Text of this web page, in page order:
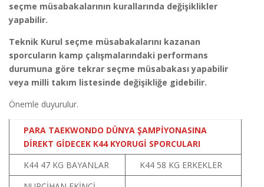
seçme müsabakalarının kurallarında değişiklikler
yapabilir.
Teknik Kurul seçme müsabakalarını kazanan
sporcuların kamp çalışmalarındaki performans
durumuna göre tekrar seçme müsabakası yapabilir
veya milli takım listesinde değişikliğe gidebilir.
Önemle duyurulur.
PARA TAEKWONDO DÜNYA ŞAMPİYONASINA
DİREKT GİDECEK K44 KYORUGİ SPORCULARI
K44 47 KG BAYANLAR
K44 58 KG ERKEKLER